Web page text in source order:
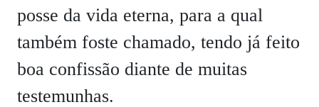
posse da vida eterna, para a qual
também foste chamado, tendo já feito
boa confissão diante de muitas
testemunhas.